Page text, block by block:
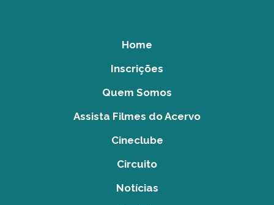
Home
Inscrições
Quem Somos
Assista Filmes do Acervo
Cineclube
Circuito
Notícias